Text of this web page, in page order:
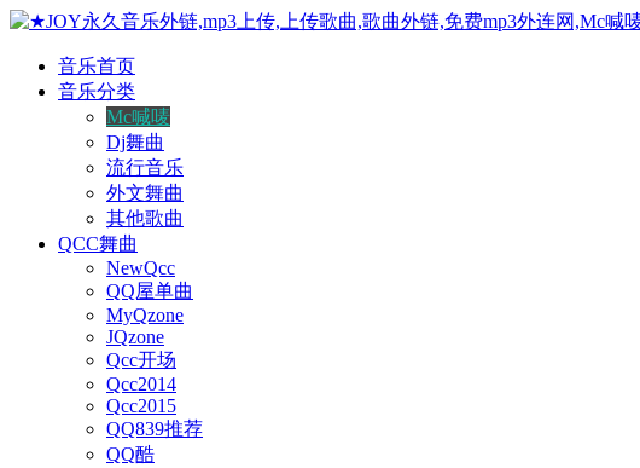
音乐首页
音乐分类
Mc喊唛
Dj舞曲
流行音乐
外文舞曲
其他歌曲
QCC舞曲
NewQcc
QQ屋单曲
MyQzone
JQzone
Qcc开场
Qcc2014
Qcc2015
QQ839推荐
QQ酷